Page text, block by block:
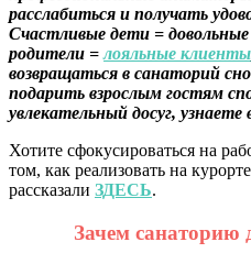
расслабиться и получать
Счастливые дети =
родители =лояльные клиенты
возвращаться в санаторий
подарить взрослым гостям
увлекательный досуг,
Хотите сфокусироваться на
том, как реализовать на
рассказали ЗДЕСЬ.
Зачем санаторию